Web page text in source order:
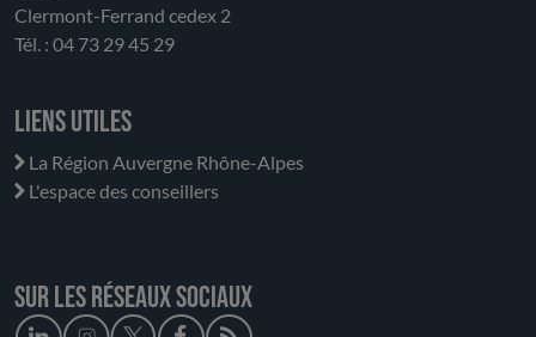
Clermont-Ferrand cedex 2
Tél. : 04 73 29 45 29
Liens utiles
La Région Auvergne Rhône-Alpes
L'espace des conseillers
Sur les réseaux sociaux